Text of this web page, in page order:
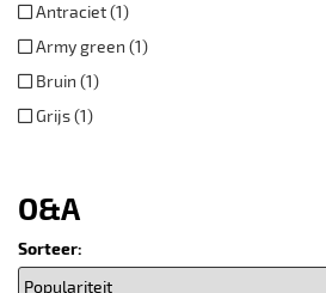
Antraciet (1)
Army green (1)
Bruin (1)
Grijs (1)
O&A
Sorteer: